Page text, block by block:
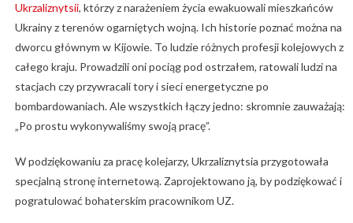
Ukrzaliznytsii, którzy z narażeniem życia ewakuowali mieszkańców
Ukrainy z terenów ogarniętych wojną. Ich historie poznać można na
dworcu głównym w Kijowie. To ludzie różnych profesji kolejowych z
całego kraju. Prowadzili oni pociąg pod ostrzałem, ratowali ludzi na
stacjach czy przywracali tory i sieci energetyczne po
bombardowaniach. Ale wszystkich łączy jedno: skromnie zauważają:
„Po prostu wykonywaliśmy swoją pracę”.
W podziękowaniu za pracę kolejarzy, Ukrzaliznytsia przygotowała
specjalną stronę internetową. Zaprojektowano ją, by podziękować i
pogratulować bohaterskim pracownikom UZ.